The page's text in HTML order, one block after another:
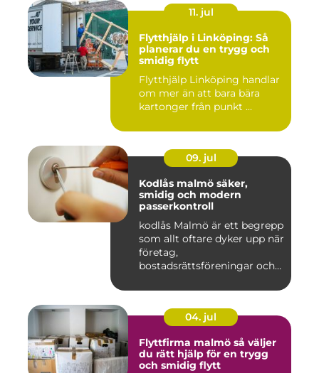
11. jul
Flytthjälp i Linköping: Så
planerar du en trygg och
smidig flytt
Flytthjälp Linköping handlar
om mer än att bara bära
kartonger från punkt ...
09. jul
Kodlås malmö säker,
smidig och modern
passerkontroll
kodlås Malmö är ett begrepp
som allt oftare dyker upp när
företag,
bostadsrättsföreningar och
04. jul
Flyttfirma malmö så väljer
du rätt hjälp för en trygg
och smidig flytt